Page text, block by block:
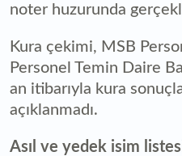
noter huzurunda
Kura çekimi, MSB
Personel Temin Daire
an itibarıyla kura
açıklanmadı.
Asıl ve yedek isim